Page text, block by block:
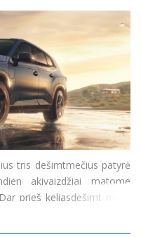
tris dešimtmečius patyrė
akivaizdžiai matome
prieš keliasdešimt metų
transporto priemonė,